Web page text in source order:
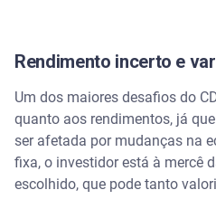
Rendimento incerto e
Um dos maiores desafios do
quanto aos rendimentos, já
ser afetada por mudanças na
fixa, o investidor está à mercê
escolhido, que pode tanto